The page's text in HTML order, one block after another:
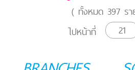
( ทั้งหมด 397 ร
ไปหน้าที่